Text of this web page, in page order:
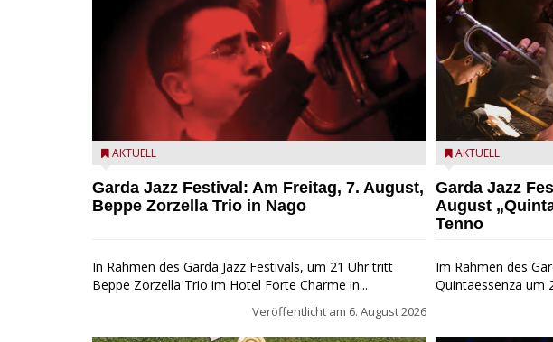
Beppe Zorzella Trio zu Gast beim Garda Jazz Festival
AKTUELL
Garda Jazz Festival: Am Freitag, 7. August,
Beppe Zorzella Trio in Nago
In Rahmen des Garda Jazz Festivals, um 21 Uhr tritt
Beppe Zorzella Trio im Hotel Forte Charme in...
Veröffentlicht am 6. August 2026
Das Ensemble
AKTUELL
Garda Jazz
August
Tenno
Im Rahmen des
Quintaessenza um